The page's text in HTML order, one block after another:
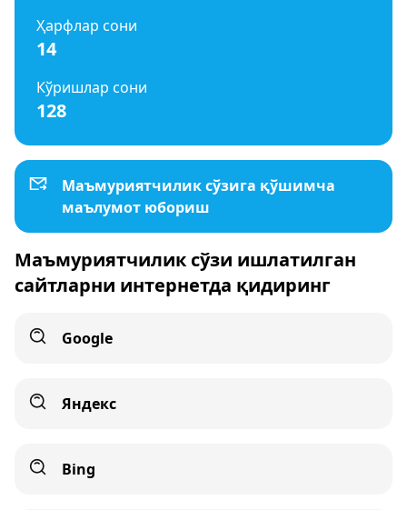
Ҳарфлар сони
14
Кўришлар сони
128
Маъмуриятчилик сўзига қўшимча
маълумот юбориш
Маъмуриятчилик сўзи ишлатилган
сайтларни интернетда қидиринг
Google
Яндекс
Bing